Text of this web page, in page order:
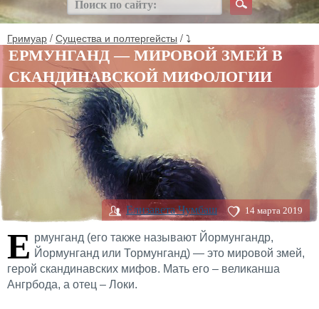
Гримуар / Существа и полтергейсты / ⤵
ЕРМУНГАНД — МИРОВОЙ ЗМЕЙ В
СКАНДИНАВСКОЙ МИФОЛОГИИ
Елизавета Чумбаш 14 марта 2019
Е рмунганд (его также называют Йормунгандр,
Йормунганд или Тормунганд) — это мировой змей,
герой скандинавских мифов. Мать его – великанша
Ангрбода, а отец – Локи.